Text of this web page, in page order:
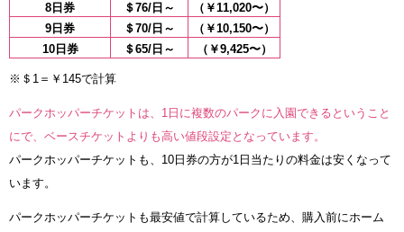
8日券
＄76/日～
（￥11,020〜）
9日券
＄70/日～
（￥10,150〜）
10日券
＄65/日～ （￥9,425〜）
※＄1＝￥145で計算
パークホッパーチケットは、1日に複数のパークに入園できるということ
にで、ベースチケットよりも高い値段設定となっています。
パークホッパーチケットも、10日券の方が1日当たりの料金は安くなって
います。
パークホッパーチケットも最安値で計算しているため、購入前にホーム